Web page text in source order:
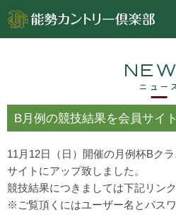
ニュー
B月例の競技結果を会員サイ
11月12日（日）開催の月例杯Bク
サイトにアップ致しました。
競技結果につきましては下記リン
※ご覧頂くにはユーザー名とパスワ